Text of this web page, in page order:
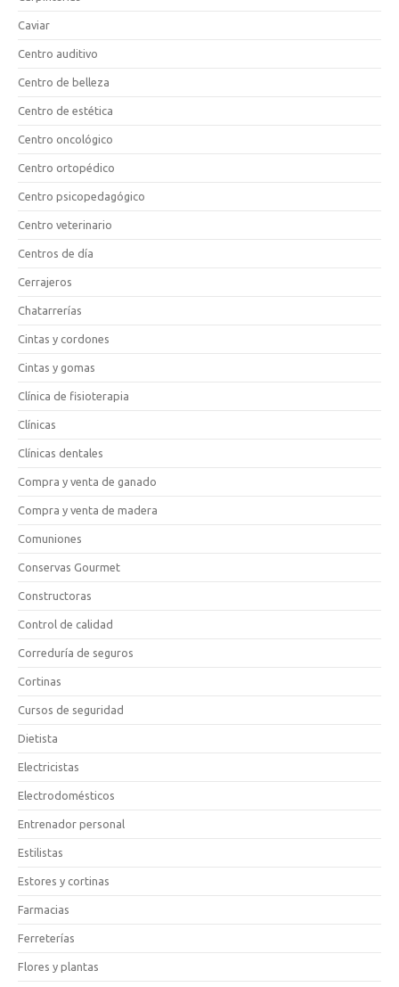
Caviar
Centro auditivo
Centro de belleza
Centro de estética
Centro oncológico
Centro ortopédico
Centro psicopedagógico
Centro veterinario
Centros de día
Cerrajeros
Chatarrerías
Cintas y cordones
Cintas y gomas
Clínica de fisioterapia
Clínicas
Clínicas dentales
Compra y venta de ganado
Compra y venta de madera
Comuniones
Conservas Gourmet
Constructoras
Control de calidad
Correduría de seguros
Cortinas
Cursos de seguridad
Dietista
Electricistas
Electrodomésticos
Entrenador personal
Estilistas
Estores y cortinas
Farmacias
Ferreterías
Flores y plantas